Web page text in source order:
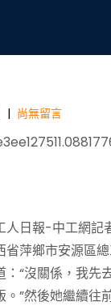
會“外家人”助
| 尚無留言
日報-中工網記
省萍鄉市安源區
“沒關係，我先
。”然後她繼續往